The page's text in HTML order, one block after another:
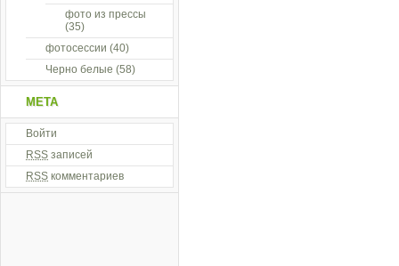
фото из прессы
(35)
фотосессии (40)
Черно белые (58)
МЕТА
Войти
RSS записей
RSS комментариев